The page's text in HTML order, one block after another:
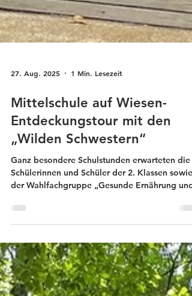
27. Aug. 2025 1 Min. Lesezeit
Mittelschule auf Wiesen-
Entdeckungstour mit den
„Wilden Schwestern“
Ganz besondere Schulstunden erwarteten die
der Wahlfachgruppe „Gesunde Ernährung und
Lebensführung“. Gemeinsam mit d en „Wilden
Schwestern“ begaben sich die Klassen auf eine
spannende Entdeckungsreise in die Welt der